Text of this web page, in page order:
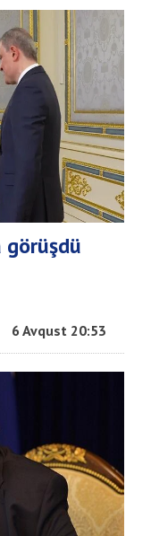
görüşdü
6 Avqust 20:53